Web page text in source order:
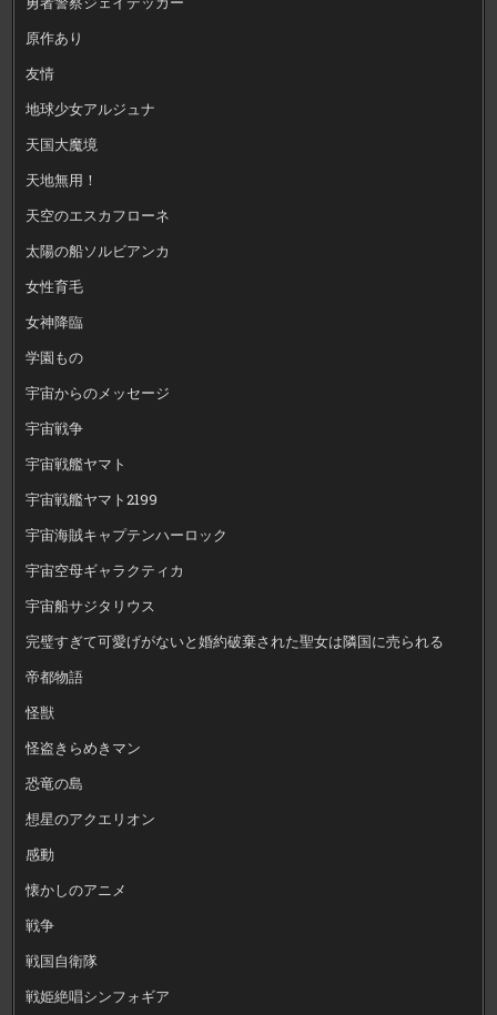
原作あり
友情
地球少女アルジュナ
天国大魔境
天地無用！
天空のエスカフローネ
太陽の船ソルビアンカ
女性育毛
女神降臨
学園もの
宇宙からのメッセージ
宇宙戦争
宇宙戦艦ヤマト
宇宙戦艦ヤマト2199
宇宙海賊キャプテンハーロック
宇宙空母ギャラクティカ
宇宙船サジタリウス
完璧すぎて可愛げがないと婚約破棄された聖女は隣国に売られる
帝都物語
怪獣
怪盗きらめきマン
恐竜の島
想星のアクエリオン
感動
懐かしのアニメ
戦争
戦国自衛隊
戦姫絶唱シンフォギア